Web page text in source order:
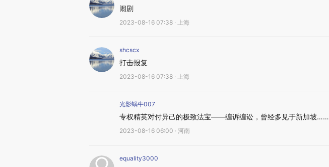
闹剧
2023-08-16 07:38 · 上海
shcscx
打击报复
2023-08-16 07:38 · 上海
光影蜗牛007
专权精英对付异己的极致法宝——缠诉缠讼，曾经多见于新加坡……
2023-08-16 06:00 · 河南
equality3000